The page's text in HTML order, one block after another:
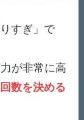
すぎ」で
が非常に高
回数を決める